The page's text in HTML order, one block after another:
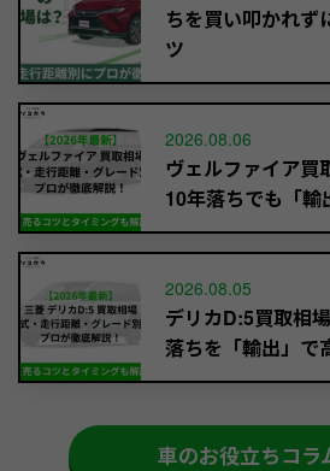
ちを買い叩かれず
ツ
2026.08.06
ヴェルファイア買
10年落ちでも「輸
2026.08.05
デリカD:5買取相
落ちを「輸出」で
車のお役立ちコラ